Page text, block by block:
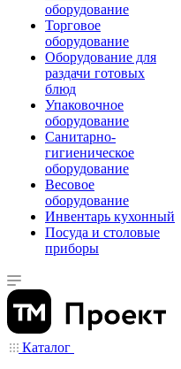
оборудование
Торговое
оборудование
Оборудование для
раздачи готовых
блюд
Упаковочное
оборудование
Санитарно-
гигиеническое
оборудование
Весовое
оборудование
Инвентарь кухонный
Посуда и столовые
приборы
Каталог